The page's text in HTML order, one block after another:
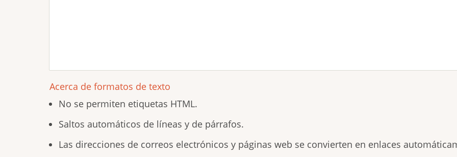
Acerca de formatos de texto
No se permiten etiquetas HTML.
Saltos automáticos de líneas y de párrafos.
Las direcciones de correos electrónicos y páginas web se convierten en enlaces